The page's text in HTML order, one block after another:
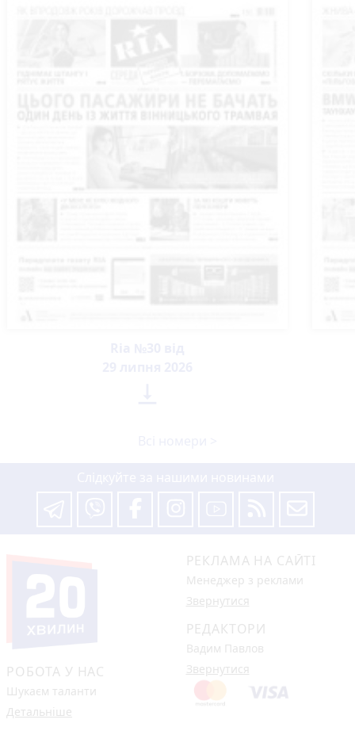
РОБОТА У НАС
Шукаєм таланти
Детальніше
РЕКЛАМА НА САЙТІ
Менеджер з реклами
Звернутися
РЕДАКТОРИ
Вадим Павлов
Звернутися